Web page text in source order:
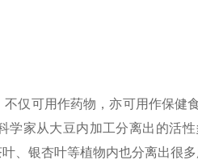
仅可用作药物，亦可用作保健
家从大豆内加工分离出的活
、银杏叶等植物内也分离出很多